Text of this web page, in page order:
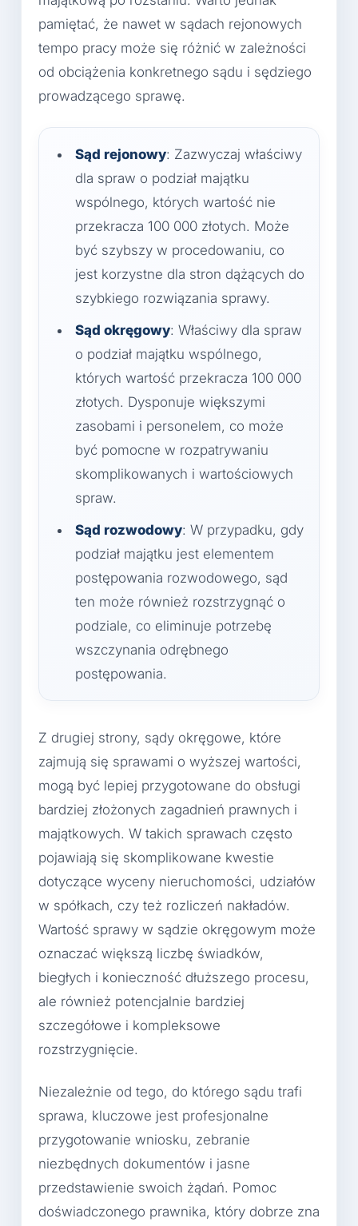
pamiętać, że nawet w sądach rejonowych
tempo pracy może się różnić w zależności
od obciążenia konkretnego sądu i sędziego
prowadzącego sprawę.
Sąd rejonowy: Zazwyczaj właściwy
dla spraw o podział majątku
wspólnego, których wartość nie
przekracza 100 000 złotych. Może
być szybszy w procedowaniu, co
jest korzystne dla stron dążących do
szybkiego rozwiązania sprawy.
Sąd okręgowy: Właściwy dla spraw
o podział majątku wspólnego,
których wartość przekracza 100 000
złotych. Dysponuje większymi
zasobami i personelem, co może
być pomocne w rozpatrywaniu
skomplikowanych i wartościowych
spraw.
Sąd rozwodowy: W przypadku, gdy
podział majątku jest elementem
postępowania rozwodowego, sąd
ten może również rozstrzygnąć o
podziale, co eliminuje potrzebę
wszczynania odrębnego
postępowania.
Z drugiej strony, sądy okręgowe, które
zajmują się sprawami o wyższej wartości,
mogą być lepiej przygotowane do obsługi
bardziej złożonych zagadnień prawnych i
majątkowych. W takich sprawach często
pojawiają się skomplikowane kwestie
dotyczące wyceny nieruchomości, udziałów
w spółkach, czy też rozliczeń nakładów.
Wartość sprawy w sądzie okręgowym może
oznaczać większą liczbę świadków,
biegłych i konieczność dłuższego procesu,
ale również potencjalnie bardziej
szczegółowe i kompleksowe
rozstrzygnięcie.
Niezależnie od tego, do którego sądu trafi
sprawa, kluczowe jest profesjonalne
przygotowanie wniosku, zebranie
niezbędnych dokumentów i jasne
przedstawienie swoich żądań. Pomoc
doświadczonego prawnika, który dobrze zna